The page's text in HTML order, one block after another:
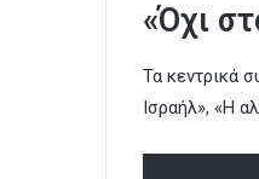
«Όχι
Τα κεντρικά
Ισραήλ», «Η